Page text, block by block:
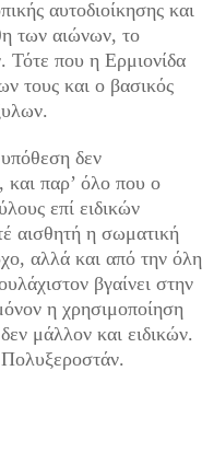
αυτοδιοίκησης και
των αιώνων, το
που η Ερμιονίδα
τους και ο βασικός
δεν
και παρ’ όλο που ο
επί ειδικών
αισθητή η σωματική
αλλά και από την όλη
βγαίνει στην
η χρησιμοποίηση
μάλλον και ειδικών.